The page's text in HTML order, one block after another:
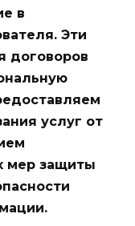
в
Эти
договоров
услуг от
мер защиты